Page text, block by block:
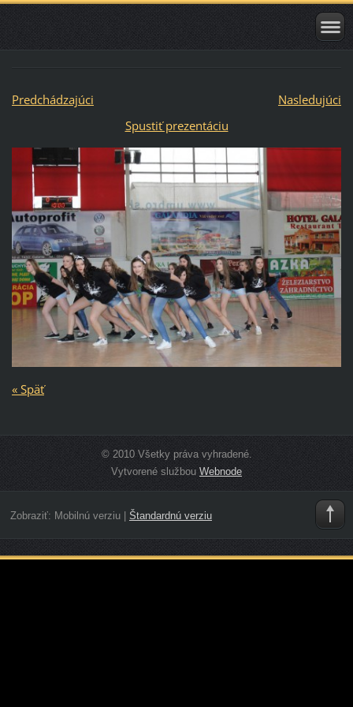
Predchádzajúci
Nasledujúci
Spustiť prezentáciu
« Späť
© 2010 Všetky práva vyhradené.
Vytvorené službou Webnode
Zobraziť: Mobilnú verziu| Štandardnú verziu